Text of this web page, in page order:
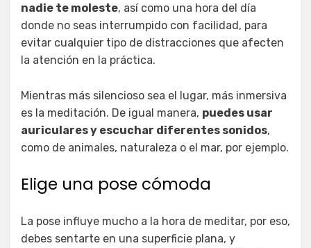
nadie te moleste, así como una hora del día
donde no seas interrumpido con facilidad, para
evitar cualquier tipo de distracciones que afecten
la atención en la práctica.
Mientras más silencioso sea el lugar, más inmersiva
es la meditación. De igual manera, puedes usar
auriculares y escuchar diferentes sonidos,
como de animales, naturaleza o el mar, por ejemplo.
Elige una pose cómoda
La pose influye mucho a la hora de meditar, por eso,
debes sentarte en una superficie plana, y